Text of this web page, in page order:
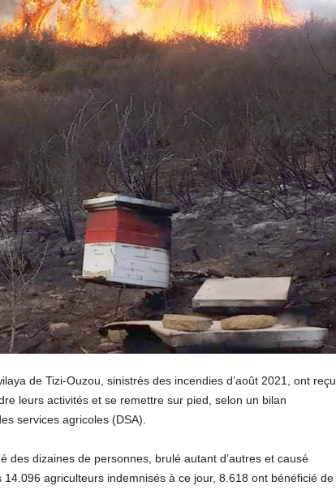
de Tizi-Ouzou, sinistrés des incendies d’août 2021, ont reçu
leurs activités et se remettre sur pied, selon un bilan
services agricoles (DSA).
des dizaines de personnes, brulé autant d’autres et causé
14.096 agriculteurs indemnisés à ce jour, 8.618 ont bénéficié de